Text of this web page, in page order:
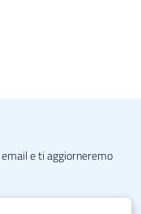
e ti aggiorneremo